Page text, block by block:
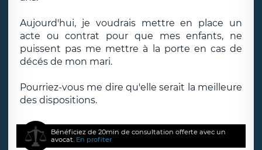
Aujourd'hui, je voudrais mettre en place un
acte ou contrat pour que mes enfants, ne
puissent pas me mettre à la porte en cas de
décés de mon mari.
Pourriez-vous me dire qu'elle serait la meilleure
des dispositions.
Bénéficiez de 20min de consultation offerte avec un
avocat. En profiter